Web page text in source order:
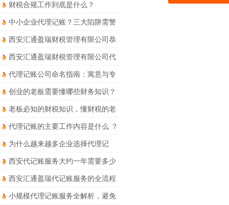
财税合规工作到底是什么？
中小企业代理记账？三大陷阱需警
惕！
西安汇通盈瑞财税管理有限公司恭
祝大家马年大吉
西安汇通盈瑞财税管理有限公司代
理记账服务详解
代理记账公司命名指南：寓意与专
业并存
创业的老板需要懂哪些财务知识？
老板必知的财税知识，懂财税的老
板才能走得更远
代理记账的主要工作内容是什么 ？
为什么越来越多企业选择代理记
账？优势和风险要知晓！
西安代记账服务大约一年需要多少
钱？
西安汇通盈瑞代记账服务的全流程
财税处理有哪些?
小规模代理记账服务全解析，避免